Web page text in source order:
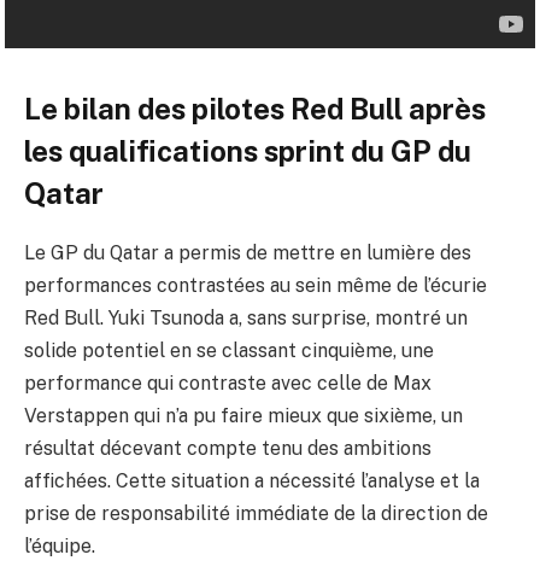
Le bilan des pilotes Red Bull après
les qualifications sprint du GP du
Qatar
Le GP du Qatar a permis de mettre en lumière des
performances contrastées au sein même de l’écurie
Red Bull. Yuki Tsunoda a, sans surprise, montré un
solide potentiel en se classant cinquième, une
performance qui contraste avec celle de Max
Verstappen qui n’a pu faire mieux que sixième, un
résultat décevant compte tenu des ambitions
affichées. Cette situation a nécessité l’analyse et la
prise de responsabilité immédiate de la direction de
l’équipe.